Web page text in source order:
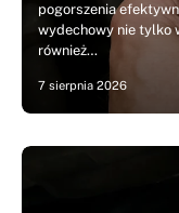
pogorszenia
wydechowy nie tylko
również…
7 sierpnia 2026